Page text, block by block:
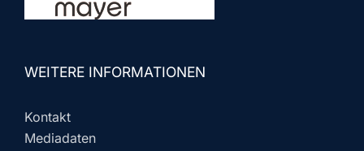
WEITERE INFORMATIONEN
Kontakt
Mediadaten